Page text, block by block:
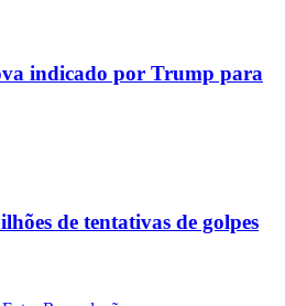
indicado por Trump para
de tentativas de golpes